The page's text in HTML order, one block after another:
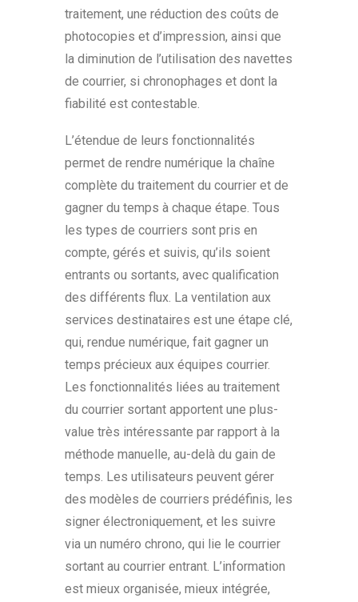
traitement, une réduction des coûts de
photocopies et d’impression, ainsi que
la diminution de l’utilisation des navettes
de courrier, si chronophages et dont la
fiabilité est contestable.
L’étendue de leurs fonctionnalités
permet de rendre numérique la chaîne
complète du traitement du courrier et de
gagner du temps à chaque étape. Tous
les types de courriers sont pris en
compte, gérés et suivis, qu’ils soient
entrants ou sortants, avec qualification
des différents flux. La ventilation aux
services destinataires est une étape clé,
qui, rendue numérique, fait gagner un
temps précieux aux équipes courrier.
Les fonctionnalités liées au traitement
du courrier sortant apportent une plus-
value très intéressante par rapport à la
méthode manuelle, au-delà du gain de
temps. Les utilisateurs peuvent gérer
des modèles de courriers prédéfinis, les
signer électroniquement, et les suivre
via un numéro chrono, qui lie le courrier
sortant au courrier entrant. L’information
est mieux organisée, mieux intégrée,